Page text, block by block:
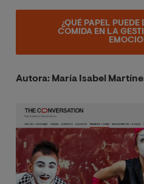
¿QUÉ PAPEL PUEDE
COMIDA EN LA
Autora: María Isabel